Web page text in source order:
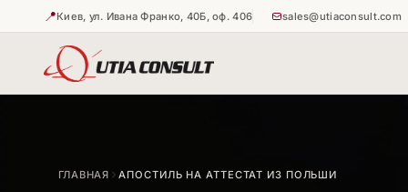
📍Киев, ул. Ивана Франко, 40Б, оф. 406 sales@utiaconsult.com
ГЛАВНАЯ АПОСТИЛЬ НА АТТЕСТАТ ИЗ ПОЛЬШИ